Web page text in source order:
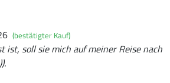
(bestätigter Kauf)
ist, soll sie mich auf meiner Reise nach